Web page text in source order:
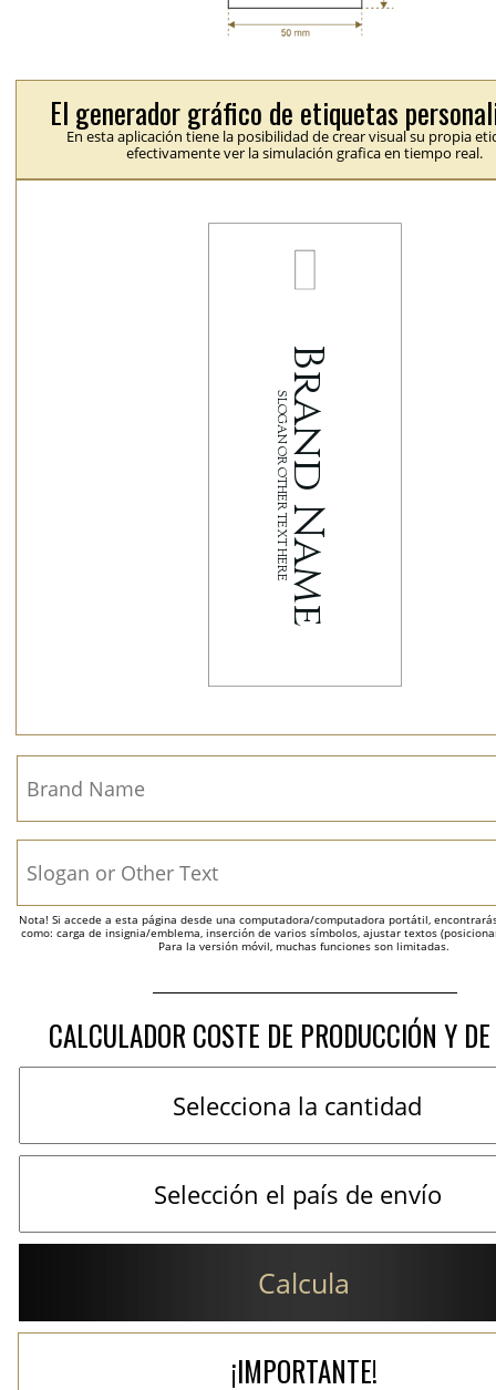
El generador gráfico de etiquetas
En esta aplicación tiene la posibilidad de crear visual su propia
efectivamente ver la simulación grafica en tiempo real.
Nota! Si accede a esta página desde una computadora/computadora portátil,
como: carga de insignia/emblema, inserción de varios símbolos, ajustar textos
Para la versión móvil, muchas funciones son limitadas.
CALCULADOR COSTE DE PRODUCCIÓN Y
Calcula
¡IMPORTANTE!